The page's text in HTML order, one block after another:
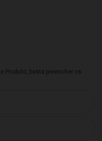
Produto, basta preencher os